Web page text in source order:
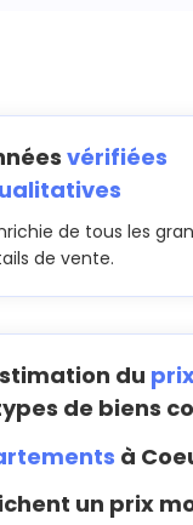
vérifiées
de tous les
de vente.
du
de biens
à
un prix